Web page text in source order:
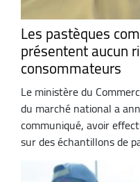
Les pastèques
présentent aucun
consommateurs
Le ministère du
du marché national a
communiqué, avoir
sur des échantillons de